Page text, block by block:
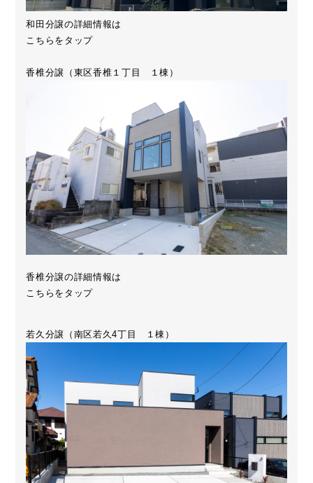
和田分譲の詳細情報は
こちらをタップ
香椎分譲（東区香椎１丁目 １棟）
香椎分譲の詳細情報は
こちらをタップ
若久分譲（南区若久4丁目 １棟）